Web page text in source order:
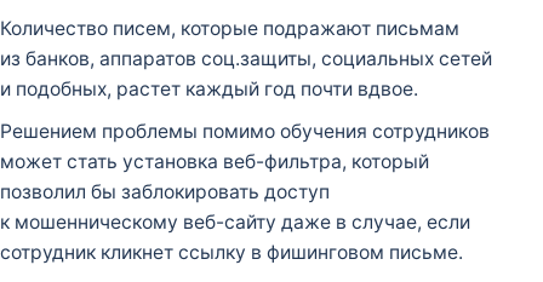
Количество писем, которые подражают письмам
из банков, аппаратов соц.защиты, социальных сетей
и подобных, растет каждый год почти вдвое.
Решением проблемы помимо обучения сотрудников
может стать установка веб-фильтра, который
позволил бы заблокировать доступ
к мошенническому веб-сайту даже в случае, если
сотрудник кликнет ссылку в фишинговом письме.